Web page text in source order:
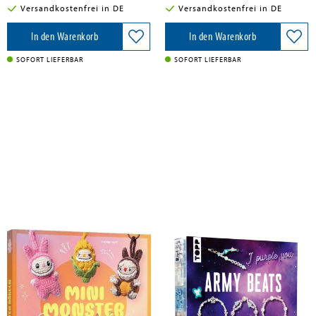
Versandkostenfrei in DE
In den Warenkorb
SOFORT LIEFERBAR
Versandkostenfrei in DE
In den Warenkorb
SOFORT LIEFERBAR